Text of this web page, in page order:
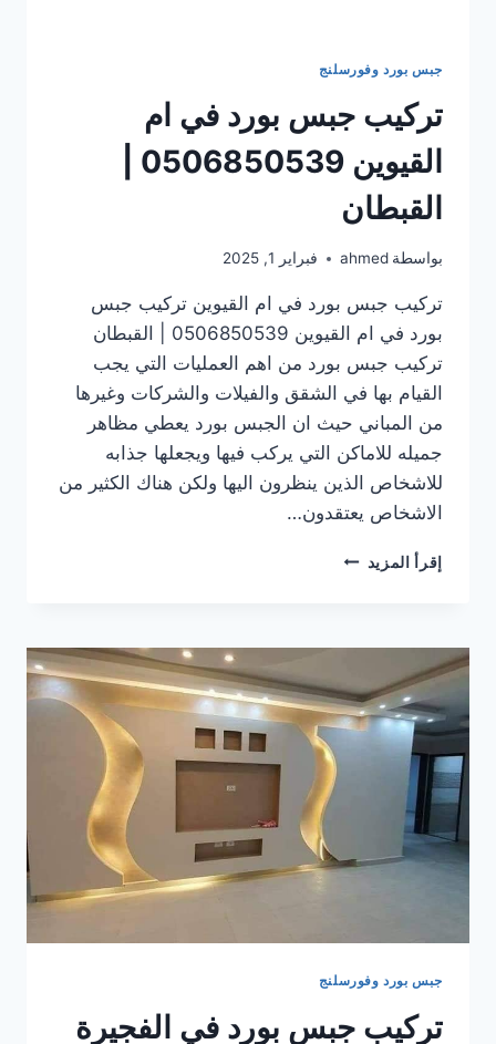
جبس بورد وفورسلنج
تركيب جبس بورد في ام
القبطان
بواسطة ahmed فبراير 1, 2025
تركيب جبس بورد في ام القيوين تركيب جبس
بورد في ام القيوين 0506850539 | القبطان
تركيب جبس بورد من اهم العمليات التي يجب
القيام بها في الشقق والفيلات والشركات وغيرها
من المباني حيث ان الجبس بورد يعطي مظاهر
جميله للاماكن التي يركب فيها ويجعلها جذابه
للاشخاص الذين ينظرون اليها ولكن هناك الكثير من
الاشخاص يعتقدون…
إقرأ المزيد تركيب
القيوين
0506850539
|
القبطان
جبس بورد وفورسلنج
تركيب جبس بورد في الفجيرة